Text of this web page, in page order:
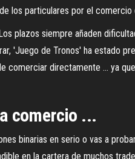
los particulares por el comercio
plazos siempre añaden
'Juego de Tronos' ha estado
comerciar directamente ... ya
comercio ...
binarias en serio o vas a
en la cartera de muchos